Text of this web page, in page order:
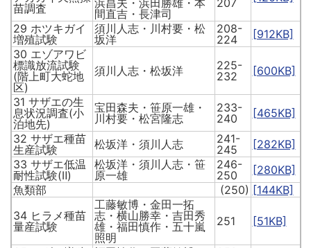
苗調査
間直吉・長津司
29 ホツキガイ
増殖試験
須川人志・川村要・松
坂洋
208-
224
[912KB]
30 エゾアワビ
標識放流試験
(階上町大蛇地
区)
須川人志・松坂洋
225-
232
[600KB]
31 サザエの生
息状況調査(小
泊地先)
宝田森夫・笹原一雄・
川村要・松宮隆志
233-
240
[465KB]
32 サザエ種苗
生産試験
松坂洋・須川人志
241-
245
[282KB]
33 サザエ低温
耐性試験(Ⅱ)
松坂洋・須川人志・笹
原一雄
246-
250
[280KB]
魚類部
(250) [144KB]
34 ヒラメ種苗
量産試験
工藤敏博・金田一拓
志・横山勝幸・吉田秀
雄・福田慎作・五十嵐
照明
251 [51KB]